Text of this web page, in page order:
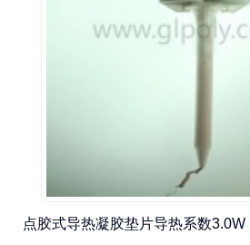
点胶式导热凝胶垫片导热系数3.0W